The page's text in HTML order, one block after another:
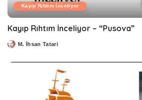
Kayıp Rıhtım İnceliyor
Kayıp Rıhtım İnceliyor – “Pusova”
PostedM. İhsan Tatari